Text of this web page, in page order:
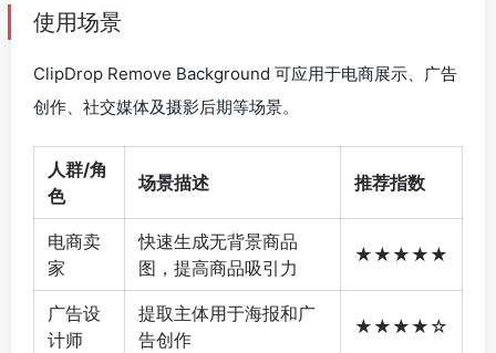
使用场景
ClipDrop Remove Background 可应用于电商展示、广告
创作、社交媒体及摄影后期等场景。
人群/角
色
场景描述 推荐指数
电商卖
家
快速生成无背景商品
图，提高商品吸引力
★★★★★
广告设
计师
提取主体用于海报和广
告创作
★★★★☆